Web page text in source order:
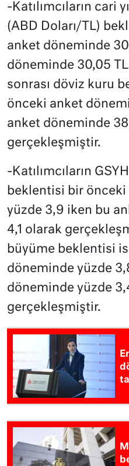
-Katılımcıların cari
(ABD Doları/TL)
anket döneminde
döneminde 30,05
sonrası döviz kuru
önceki anket
anket döneminde
gerçekleşmiştir.
-Katılımcıların
beklentisi bir
yüzde 3,9 iken bu
4,1 olarak
büyüme beklentisi
döneminde yüzde
döneminde yüzde
gerçekleşmiştir.